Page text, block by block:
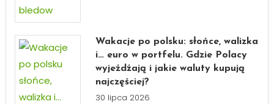
Wakacje po polsku: słońce, walizka
i… euro w portfelu. Gdzie Polacy
wyjeżdżają i jakie waluty kupują
najczęściej?
30 lipca 2026